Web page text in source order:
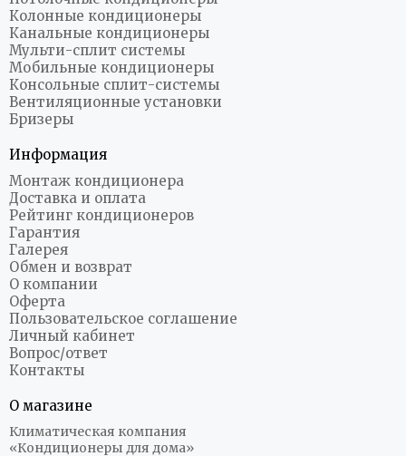
Колонные кондиционеры
Канальные кондиционеры
Мульти-сплит системы
Мобильные кондиционеры
Консольные сплит-системы
Вентиляционные установки
Бризеры
Информация
Монтаж кондиционера
Доставка и оплата
Рейтинг кондиционеров
Гарантия
Галерея
Обмен и возврат
О компании
Оферта
Пользовательское соглашение
Личный кабинет
Вопрос/ответ
Контакты
О магазине
Климатическая компания
«Кондиционеры для дома»